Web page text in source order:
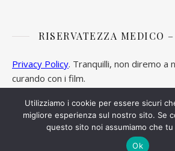
RISERVATEZZA MEDICO
Privacy Policy. Tranquilli, non diremo a
curando con i film.
Ashe Tema di WP Royal
Utilizziamo i cookie per essere sicuri
migliore esperienza sul nostro sito. Se
questo sito noi assumiamo che
Ok